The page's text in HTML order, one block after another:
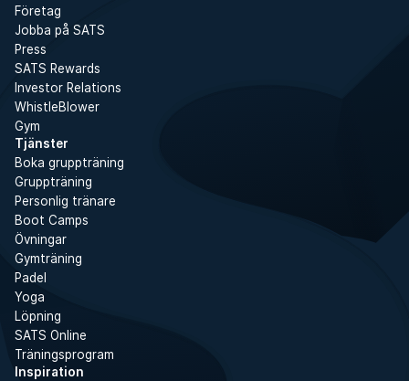
Företag
Jobba på SATS
Press
SATS Rewards
Investor Relations
WhistleBlower
Gym
Tjänster
Boka gruppträning
Gruppträning
Personlig tränare
Boot Camps
Övningar
Gymträning
Padel
Yoga
Löpning
SATS Online
Träningsprogram
Inspiration